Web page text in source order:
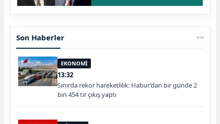
Son Haberler
EKONOMİ
13:32
Sınırda rekor hareketlilik: Habur’dan bir günde 2
bin 454 tır çıkış yaptı